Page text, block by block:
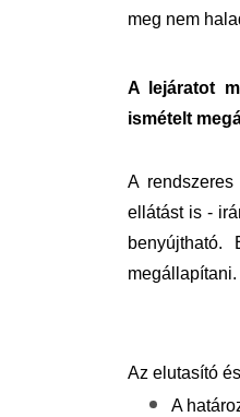
meg nem
A lejáratot
ismételt
A
ellátást is -
benyújtható.
megállapítani.
Az elutasító
A